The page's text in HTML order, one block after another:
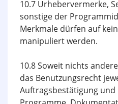
10.7 Urhebervermerke,
sonstige der
Merkmale dürfen auf
manipuliert werden.
10.8 Soweit nichts
das Benutzungsrecht
Auftragsbestätigung und